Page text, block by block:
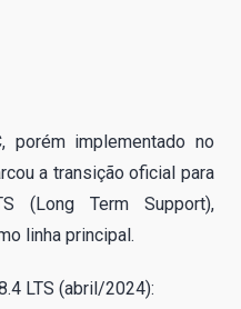
porém implementado no
a transição oficial para
(Long Term Support),
linha principal.
LTS (abril/2024):